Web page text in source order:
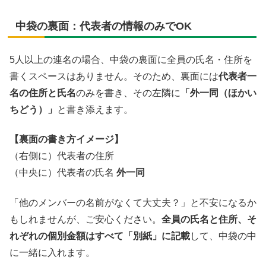
中袋の裏面：代表者の情報のみでOK
5人以上の連名の場合、中袋の裏面に全員の氏名・住所を
書くスペースはありません。そのため、裏面には代表者一
名の住所と氏名のみを書き、その左隣に
「外一同（ほかい
ちどう）」
と書き添えます。
【裏面の書き方イメージ】
（右側に）代表者の住所
（中央に）代表者の氏名 外一同
「他のメンバーの名前がなくて大丈夫？」と不安になるか
もしれませんが、ご安心ください。 全員の氏名と住所、そ
れぞれの個別金額はすべて「別紙」に記載して、中袋の中
に一緒に入れます。